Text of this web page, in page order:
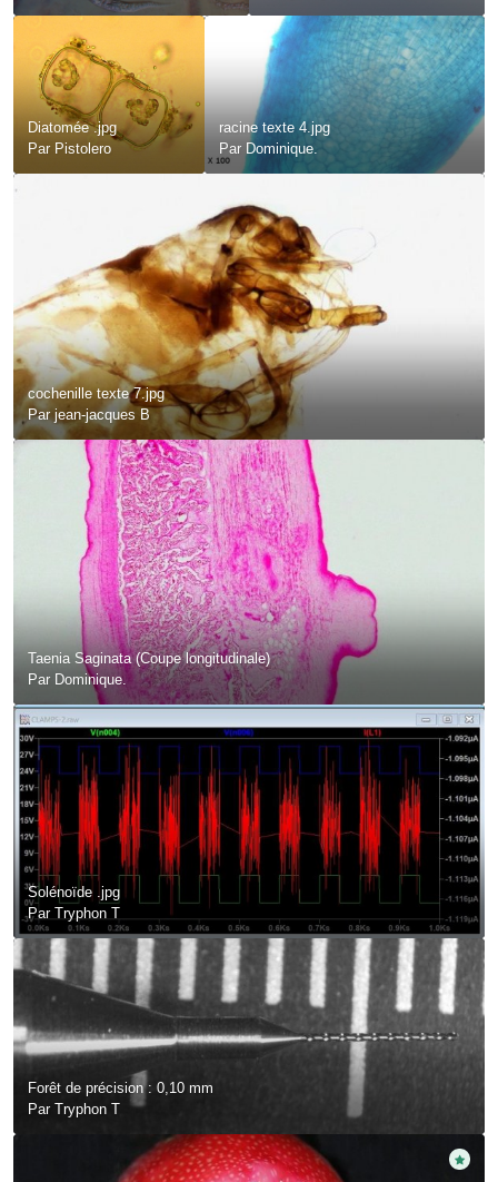
Diatomée .jpg
Par Pistolero
racine texte 4.jpg
Par Dominique.
cochenille texte 7.jpg
Par jean-jacques B
Taenia Saginata (Coupe longitudinale)
Par Dominique.
Solénoïde .jpg
Par Tryphon T
Forêt de précision : 0,10 mm
Par Tryphon T